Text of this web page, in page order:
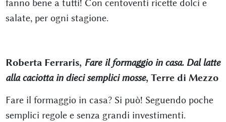
fanno bene a tutti! Con centoventi ricette dolci e
salate, per ogni stagione.
Roberta Ferraris, Fare il formaggio in casa. Dal latte
alla caciotta in dieci semplici mosse, Terre di Mezzo
Fare il formaggio in casa? Si può! Seguendo poche
semplici regole e senza grandi investimenti.